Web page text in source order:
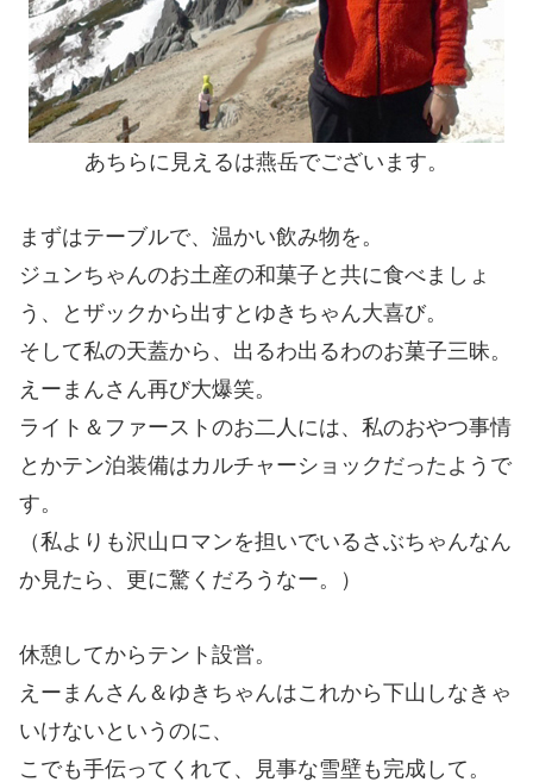
あちらに見えるは燕岳でございます。
まずはテーブルで、温かい飲み物を。
ジュンちゃんのお土産の和菓子と共に食べましょ
う、とザックから出すとゆきちゃん大喜び。
そして私の天蓋から、出るわ出るわのお菓子三昧。
えーまんさん再び大爆笑。
ライト＆ファーストのお二人には、私のおやつ事情
とかテン泊装備はカルチャーショックだったようで
す。
（私よりも沢山ロマンを担いでいるさぶちゃんなん
か見たら、更に驚くだろうなー。）
休憩してからテント設営。
えーまんさん＆ゆきちゃんはこれから下山しなきゃ
いけないというのに、
こでも手伝ってくれて、見事な雪壁も完成して。